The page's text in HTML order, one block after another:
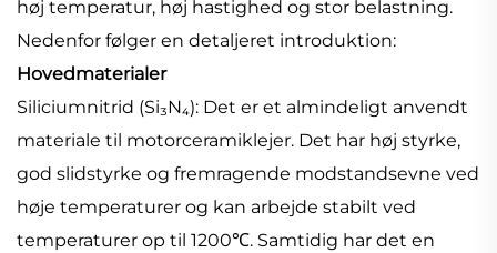
høj temperatur, høj hastighed og stor belastning.
Nedenfor følger en detaljeret introduktion:
Hovedmaterialer
Siliciumnitrid (Si₃N₄): Det er et almindeligt anvendt
materiale til motorceramiklejer. Det har høj styrke,
god slidstyrke og fremragende modstandsevne ved
høje temperaturer og kan arbejde stabilt ved
temperaturer op til 1200℃. Samtidig har det en